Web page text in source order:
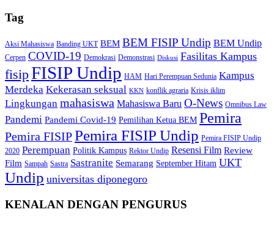
Tag
Aksi Mahasiswa Banding UKT BEM BEM FISIP Undip BEM Undip
Cerpen COVID-19 Demokrasi Demonstrasi Diskusi Fasilitas Kampus
fisipFISIP Undip HAM Hari Perempuan Sedunia Kampus
Merdeka Kekerasan seksual KKN konflik agraria Krisis iklim
Lingkungan mahasiswa Mahasiswa Baru O-News Omnibus Law
Pandemi Pandemi Covid-19 Pemilihan Ketua BEM Pemira
Pemira FISIPPemira FISIP Undip Pemira FISIP Undip
2020 Perempuan Politik Kampus Rektor Undip Resensi Film Review
Film Sampah Sastra Sastranite Semarang September Hitam UKT
Undip universitas diponegoro
KENALAN DENGAN PENGURUS